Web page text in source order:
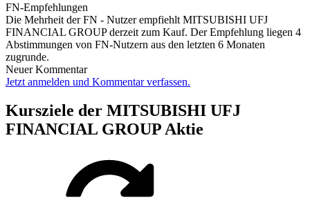
FN-Empfehlungen
Die Mehrheit der FN - Nutzer empfiehlt MITSUBISHI UFJ
FINANCIAL GROUP derzeit zum Kauf. Der Empfehlung liegen 4
Abstimmungen von FN-Nutzern aus den letzten 6 Monaten
zugrunde.
Neuer Kommentar
Jetzt anmelden und Kommentar verfassen.
Kursziele der MITSUBISHI UFJ
FINANCIAL GROUP Aktie